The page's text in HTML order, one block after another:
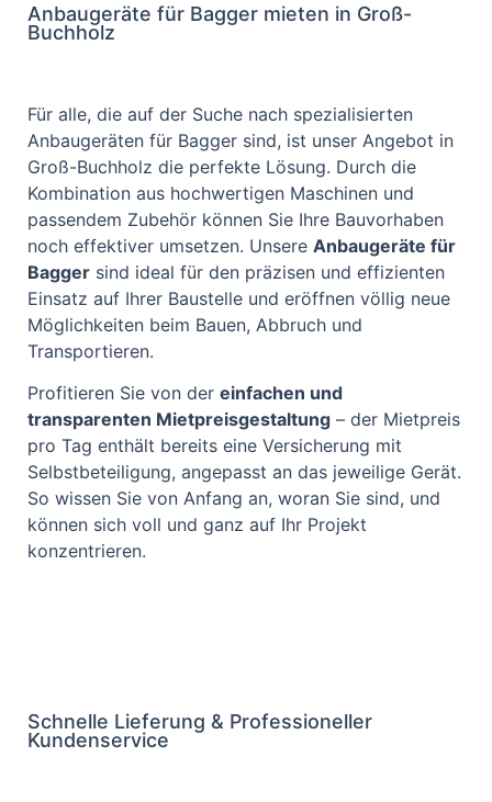
Anbaugeräte für Bagger mieten in Groß-
Buchholz
Für alle, die auf der Suche nach spezialisierten
Anbaugeräten für Bagger sind, ist unser Angebot in
Groß-Buchholz die perfekte Lösung. Durch die
Kombination aus hochwertigen Maschinen und
passendem Zubehör können Sie Ihre Bauvorhaben
noch effektiver umsetzen. Unsere Anbaugeräte für
Bagger sind ideal für den präzisen und effizienten
Einsatz auf Ihrer Baustelle und eröffnen völlig neue
Möglichkeiten beim Bauen, Abbruch und
Transportieren.
Profitieren Sie von der einfachen und
transparenten Mietpreisgestaltung – der Mietpreis
pro Tag enthält bereits eine Versicherung mit
Selbstbeteiligung, angepasst an das jeweilige Gerät.
So wissen Sie von Anfang an, woran Sie sind, und
können sich voll und ganz auf Ihr Projekt
konzentrieren.
Schnelle Lieferung & Professioneller
Kundenservice